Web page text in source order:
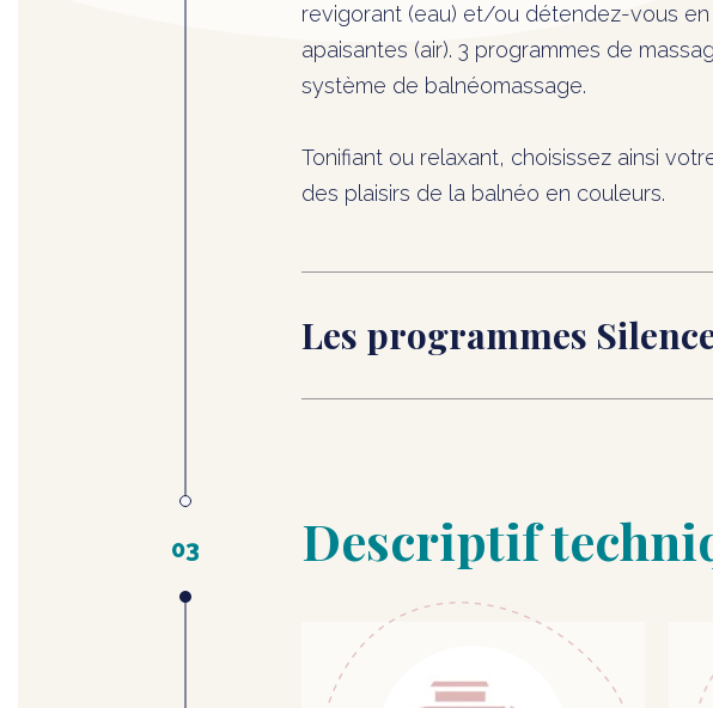
revigorant (eau) et/ou détendez-vous
apaisantes (air). 3 programmes de
système de balnéomassage.
Tonifiant ou relaxant, choisissez ainsi
des plaisirs de la balnéo en couleurs.
Les programmes
Descriptif